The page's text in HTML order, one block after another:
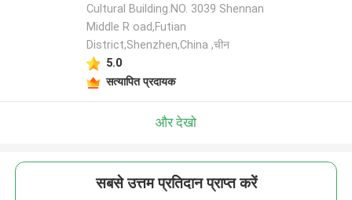
Cultural Building.NO. 3039 Shennan
Middle R oad,Futian
District,Shenzhen,China ,चीन
5.0
सत्यापित प्रदायक
और देखो
सबसे उत्तम प्रतिदान प्राप्त करें